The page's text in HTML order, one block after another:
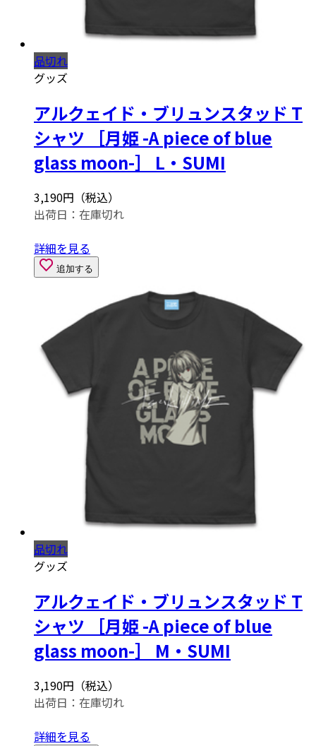
品切れ
グッズ
アルクェイド・ブリュンスタッド T
シャツ ［月姫 -A piece of blue
glass moon-］ L・SUMI
3,190円（税込）
出荷日： 在庫切れ
詳細を見る
追加する
品切れ
グッズ
アルクェイド・ブリュンスタッド T
シャツ ［月姫 -A piece of blue
glass moon-］ M・SUMI
3,190円（税込）
出荷日： 在庫切れ
詳細を見る